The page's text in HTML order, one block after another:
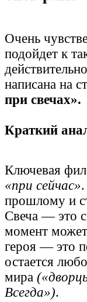
Очень
подойдет к
написана на
при свечах».
Краткий
Ключевая
«при сейчас»
прошлому и
Свеча — это
момент может
героя — это
остается
мира
Всегда»).